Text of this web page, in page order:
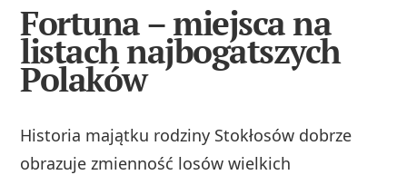
Fortuna – miejsca na
listach najbogatszych
Polaków
Historia majątku rodziny Stokłosów dobrze
obrazuje zmienność losów wielkich